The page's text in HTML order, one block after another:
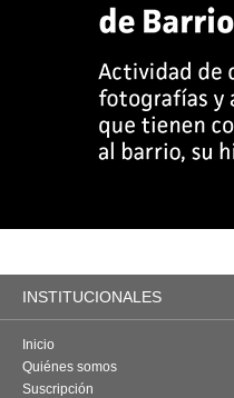
INSTITUCIONALES
Inicio
Quiénes somos
Suscripción